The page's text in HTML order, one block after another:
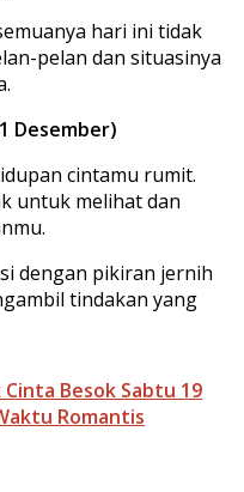
hari ini tidak
pelan dan situasinya
Desember)
cintamu rumit.
untuk melihat dan
dengan pikiran jernih
tindakan yang
Cinta Besok Sabtu 19
Romantis